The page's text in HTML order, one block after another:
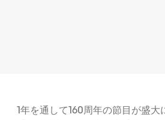
1年を通して160周年の節目が盛